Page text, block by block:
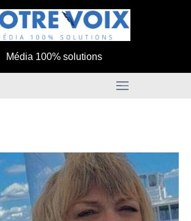
Média 100% solutions